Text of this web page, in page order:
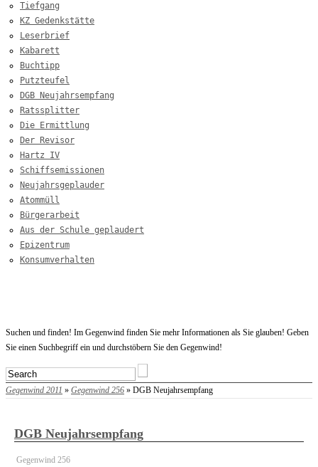
Tiefgang
KZ Gedenkstätte
Leserbrief
Kabarett
Buchtipp
Putzteufel
DGB Neujahrsempfang
Ratssplitter
Die Ermittlung
Der Revisor
Hartz IV
Schiffsemissionen
Neujahrsgeplauder
Atommüll
Bürgerarbeit
Aus der Schule geplaudert
Epizentrum
Konsumverhalten
Startseite
Suchen und finden! Im Gegenwind finden Sie mehr Informationen als Sie glauben! Geben
Sie einen Suchbegriff ein und durchstöbern Sie den Gegenwind!
Gegenwind 2011 » Gegenwind 256 » DGB Neujahrsempfang
DGB Neujahrsempfang
Gegenwind 256